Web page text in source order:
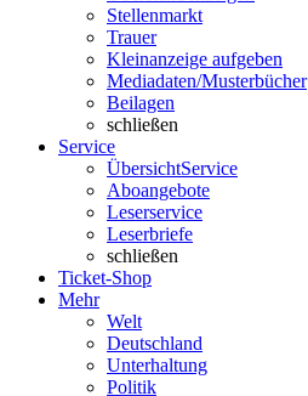
Stellenmarkt
Trauer
Kleinanzeige aufgeben
Mediadaten/Musterbücher
Beilagen
schließen
Service
ÜbersichtService
Aboangebote
Leserservice
Leserbriefe
schließen
Ticket-Shop
Mehr
Welt
Deutschland
Unterhaltung
Politik